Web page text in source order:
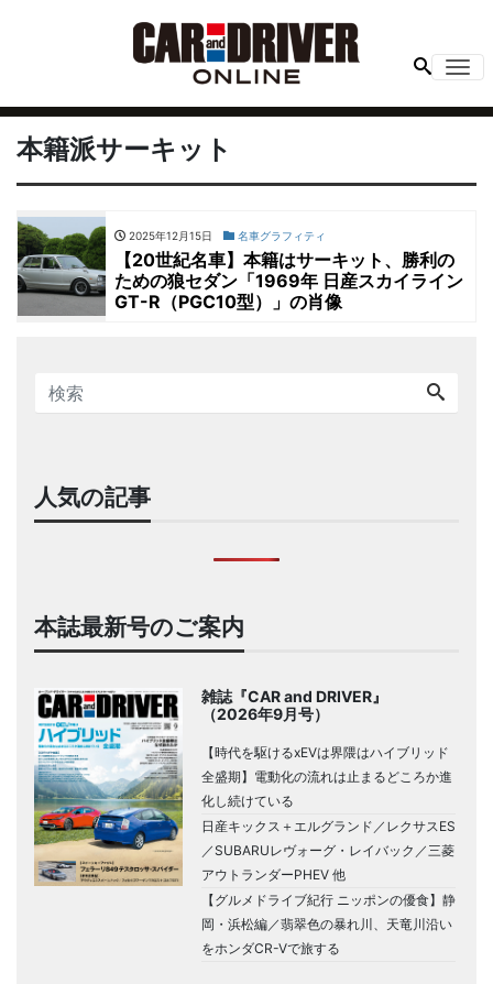
本籍派サーキット
2025年12月15日 名車グラフィティ
【20世紀名車】本籍はサーキット、勝利の
ための狼セダン「1969年 日産スカイライン
GT-R（PGC10型）」の肖像
人気の記事
本誌最新号のご案内
雑誌『CAR and DRIVER』
（2026年9月号）
【時代を駆けるxEVは界隈はハイブリッド
全盛期】電動化の流れは止まるどころか進
化し続けている
日産キックス＋エルグランド／レクサスES
／SUBARUレヴォーグ・レイバック／三菱
アウトランダーPHEV 他
【グルメドライブ紀行 ニッポンの優食】静
岡・浜松編／翡翠色の暴れ川、天竜川沿い
をホンダCR-Vで旅する